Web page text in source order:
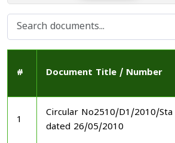
# Document Title / Number
1
Circular No2510/D1/2010/Sta
dated 26/05/2010